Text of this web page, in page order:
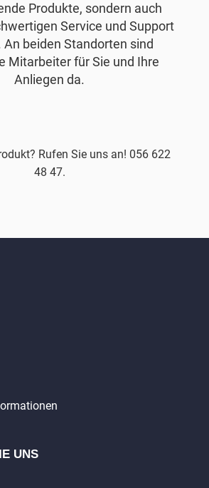
Produkte, sondern auch
Service und Support
An beiden Standorten sind
Mitarbeiter für Sie und Ihre
Anliegen da.
Rufen Sie uns an! 056 622
48 47.
UNS